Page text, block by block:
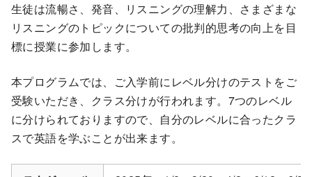
生徒は流暢さ、発音、リスニングの理解力、さまざまな
リスニングのトピックについての批判的思考の向上を目
標に授業に参加します。
本プログラムでは、ご入学前にレベル分けのテストをご
受験いただき、クラス分けが行われます。7つのレベル
に分けられておりますので、自分のレベルに合ったクラ
スで英語を学ぶことが出来ます。